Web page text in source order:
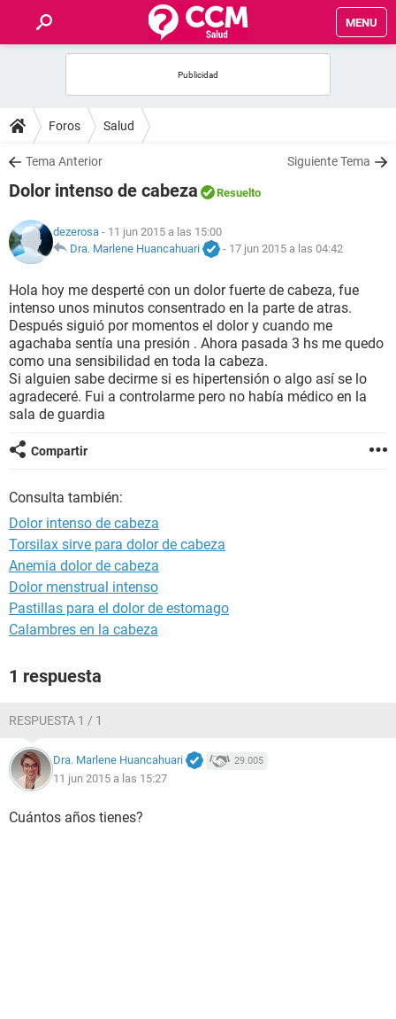
MENU
FOROS
SALUD
NUTRICIÓN
BIENESTAR
SEXUALIDAD
GLOSARIO
Foros Salud
Tema Anterior Siguiente Tema
Dolor intenso de cabeza Resuelto
dezerosa - 11 jun 2015 a las 15:00
Dra. Marlene Huancahuari
- 17 jun 2015 a las 04:42
Hola hoy me desperté con un dolor fuerte de cabeza, fue
intenso unos minutos consentrado en la parte de atras.
Después siguió por momentos el dolor y cuando me
agachaba sentía una presión . Ahora pasada 3 hs me quedo
como una sensibilidad en toda la cabeza.
Si alguien sabe decirme si es hipertensión o algo así se lo
agradeceré. Fui a controlarme pero no había médico en la
sala de guardia
Compartir
Consulta también:
Dolor intenso de cabeza
Torsilax sirve para dolor de cabeza
Anemia dolor de cabeza
Dolor menstrual intenso
Pastillas para el dolor de estomago
Calambres en la cabeza
1 respuesta
RESPUESTA 1 / 1
Dra. Marlene Huancahuari 29.005
11 jun 2015 a las 15:27
Cuántos años tienes?